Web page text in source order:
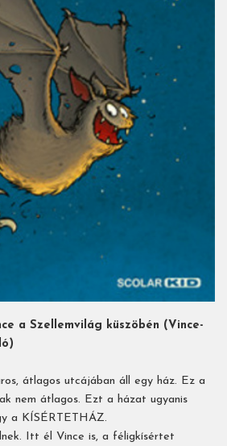
a Szellemvilág küszöbén (Vince-
átlagos utcájában áll egy ház. Ez a
nem átlagos. Ezt a házat ugyanis
a KÍSÉRTETHÁZ.
Itt él Vince is, a féligkísértet